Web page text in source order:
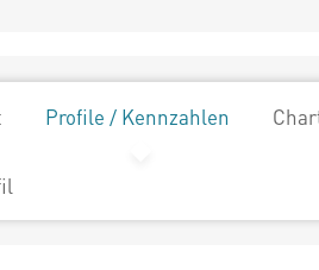
Profile / Kennzahlen